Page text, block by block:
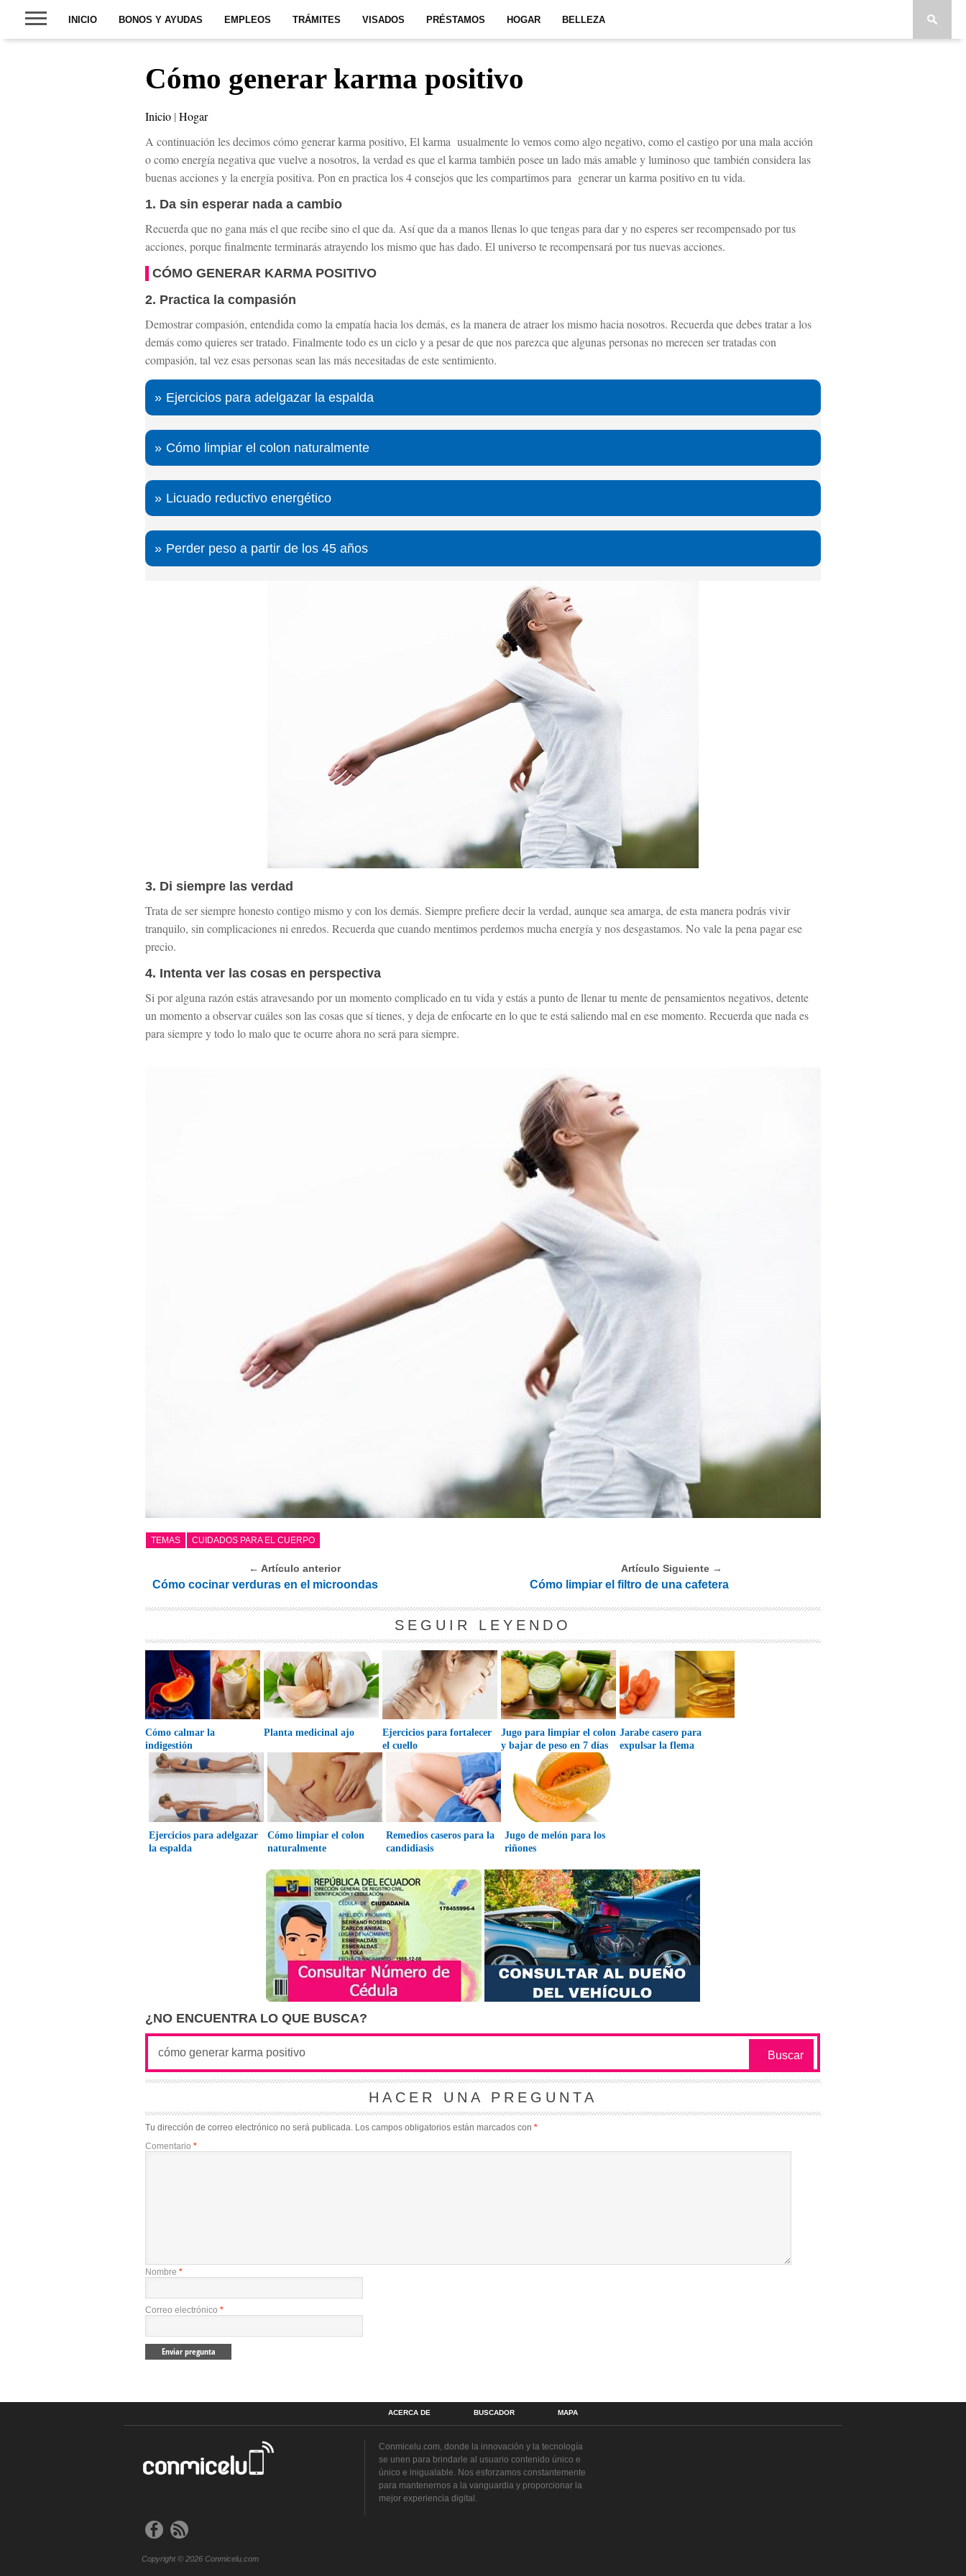
INICIO BONOS Y AYUDAS EMPLEOS TRÁMITES VISADOS PRÉSTAMOS HOGAR BELLEZA
Cómo generar karma positivo
Inicio |Hogar
A continuación les decimos cómo generar karma positivo, El karma usualmente lo vemos como algo negativo, como el castigo por una mala acción
o como energía negativa que vuelve a nosotros, la verdad es que el karma también posee un lado más amable y luminoso que también considera las
buenas acciones y la energía positiva. Pon en practica los 4 consejos que les compartimos para generar un karma positivo en tu vida.
1. Da sin esperar nada a cambio
Recuerda que no gana más el que recibe sino el que da. Así que da a manos llenas lo que tengas para dar y no esperes ser recompensado por tus
acciones, porque finalmente terminarás atrayendo los mismo que has dado. El universo te recompensará por tus nuevas acciones.
CÓMO GENERAR KARMA POSITIVO
2. Practica la compasión
Demostrar compasión, entendida como la empatía hacia los demás, es la manera de atraer los mismo hacia nosotros. Recuerda que debes tratar a los
demás como quieres ser tratado. Finalmente todo es un ciclo y a pesar de que nos parezca que algunas personas no merecen ser tratadas con
compasión, tal vez esas personas sean las más necesitadas de este sentimiento.
Ejercicios para adelgazar la espalda
Cómo limpiar el colon naturalmente
Licuado reductivo energético
Perder peso a partir de los 45 años
3. Di siempre las verdad
Trata de ser siempre honesto contigo mismo y con los demás. Siempre prefiere decir la verdad, aunque sea amarga, de esta manera podrás vivir
tranquilo, sin complicaciones ni enredos. Recuerda que cuando mentimos perdemos mucha energía y nos desgastamos. No vale la pena pagar ese
precio.
4. Intenta ver las cosas en perspectiva
Si por alguna razón estás atravesando por un momento complicado en tu vida y estás a punto de llenar tu mente de pensamientos negativos, detente
un momento a observar cuáles son las cosas que sí tienes, y deja de enfocarte en lo que te está saliendo mal en ese momento. Recuerda que nada es
para siempre y todo lo malo que te ocurre ahora no será para siempre.
TEMAS CUIDADOS PARA EL CUERPO
← Artículo anterior
Cómo cocinar verduras en el microondas
Artículo Siguiente →
Cómo limpiar el filtro de una cafetera
SEGUIR LEYENDO
Cómo calmar la
indigestión
Planta medicinal ajo
Ejercicios para fortalecer
el cuello
Jugo para limpiar el colon
y bajar de peso en 7 días
Jarabe casero para
expulsar la flema
Ejercicios para adelgazar
la espalda
Cómo limpiar el colon
naturalmente
Remedios caseros para la
candidiasis
Jugo de melón para los
riñones
¿NO ENCUENTRA LO QUE BUSCA?
HACER UNA PREGUNTA
Tu dirección de correo electrónico no será publicada. Los campos obligatorios están marcados con*
Comentario*
Nombre*
Correo electrónico*
ACERCA DE BUSCADOR MAPA
Copyright © 2026 Conmicelu.com
Conmicelu.com, donde la innovación y la tecnología
se unen para brindarle al usuario contenido único e
único e inigualable. Nos esforzamos constantemente
para mantenernos a la vanguardia y proporcionar la
mejor experiencia digital.